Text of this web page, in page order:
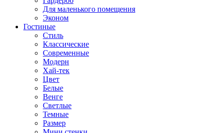
Для маленького помещения
Эконом
Гостиные
Стиль
Классические
Современные
Модерн
Хай-тек
Цвет
Белые
Венге
Светлые
Темные
Размер